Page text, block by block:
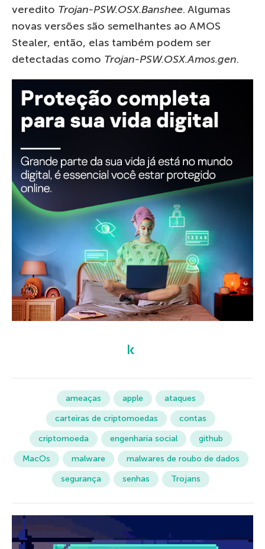
veredito Trojan-PSW.OSX.Banshee. Algumas
novas versões são semelhantes ao AMOS
Stealer, então, elas também podem ser
detectadas como Trojan-PSW.OSX.Amos.gen.
ameaças apple
ataques
carteiras de criptomoedas
contas
criptomoeda
engenharia social
github
MacOs
malware
malwares de roubo de dados
segurança
senhas Trojans